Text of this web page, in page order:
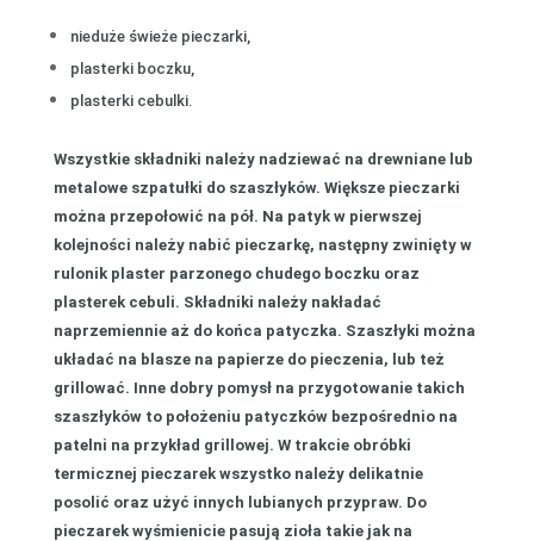
nieduże świeże pieczarki,
plasterki boczku,
plasterki cebulki.
Wszystkie składniki należy nadziewać na drewniane lub
metalowe szpatułki do szaszłyków. Większe pieczarki
można przepołowić na pół. Na patyk w pierwszej
kolejności należy nabić pieczarkę, następny zwinięty w
rulonik plaster parzonego chudego boczku oraz
plasterek cebuli. Składniki należy nakładać
naprzemiennie aż do końca patyczka. Szaszłyki można
układać na blasze na papierze do pieczenia, lub też
grillować. Inne dobry pomysł na przygotowanie takich
szaszłyków to położeniu patyczków bezpośrednio na
patelni na przykład grillowej. W trakcie obróbki
termicznej pieczarek wszystko należy delikatnie
posolić oraz użyć innych lubianych przypraw. Do
pieczarek wyśmienicie pasują zioła takie jak na